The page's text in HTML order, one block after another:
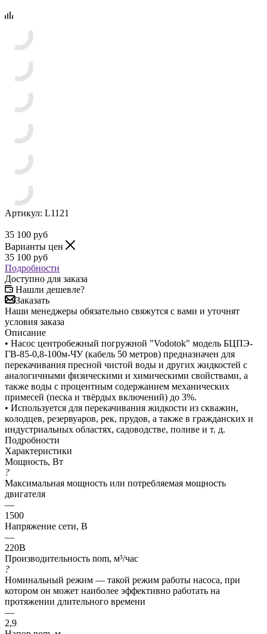
Артикул: L1121
35 100 руб
Варианты цен
35 100 руб
Подробности
Доступно для заказа
Нашли дешевле?
Заказать
Наши менеджеры обязательно свяжутся с вами и уточнят
условия заказа
Описание
• Насос центробежный погружной "Vodotok" модель БЦПЭ-
ГВ-85-0,8-100м-ЧУ (кабель 50 метров) предназначен для
перекачивания пресной чистой воды и других жидкостей с
аналогичными физическими и химическими свойствами, а
также воды с процентным содержанием механических
примесей (песка и твёрдых включений) до 3%.
• Используется для перекачивания жидкости из скважин,
колодцев, резервуаров, рек, прудов, а также в гражданских и
индустриальных областях, садоводстве, поливе и т. д.
Подробности
Характеристики
Мощность, Вт
?
Максимальная мощность или потребляемая мощность
двигателя
—
1500
Напряжение сети, В
—
220В
Производительность nom, м³/час
?
Номинальный режим — такой режим работы насоса, при
котором он может наиболее эффективно работать на
протяжении длительного времени
—
2,9